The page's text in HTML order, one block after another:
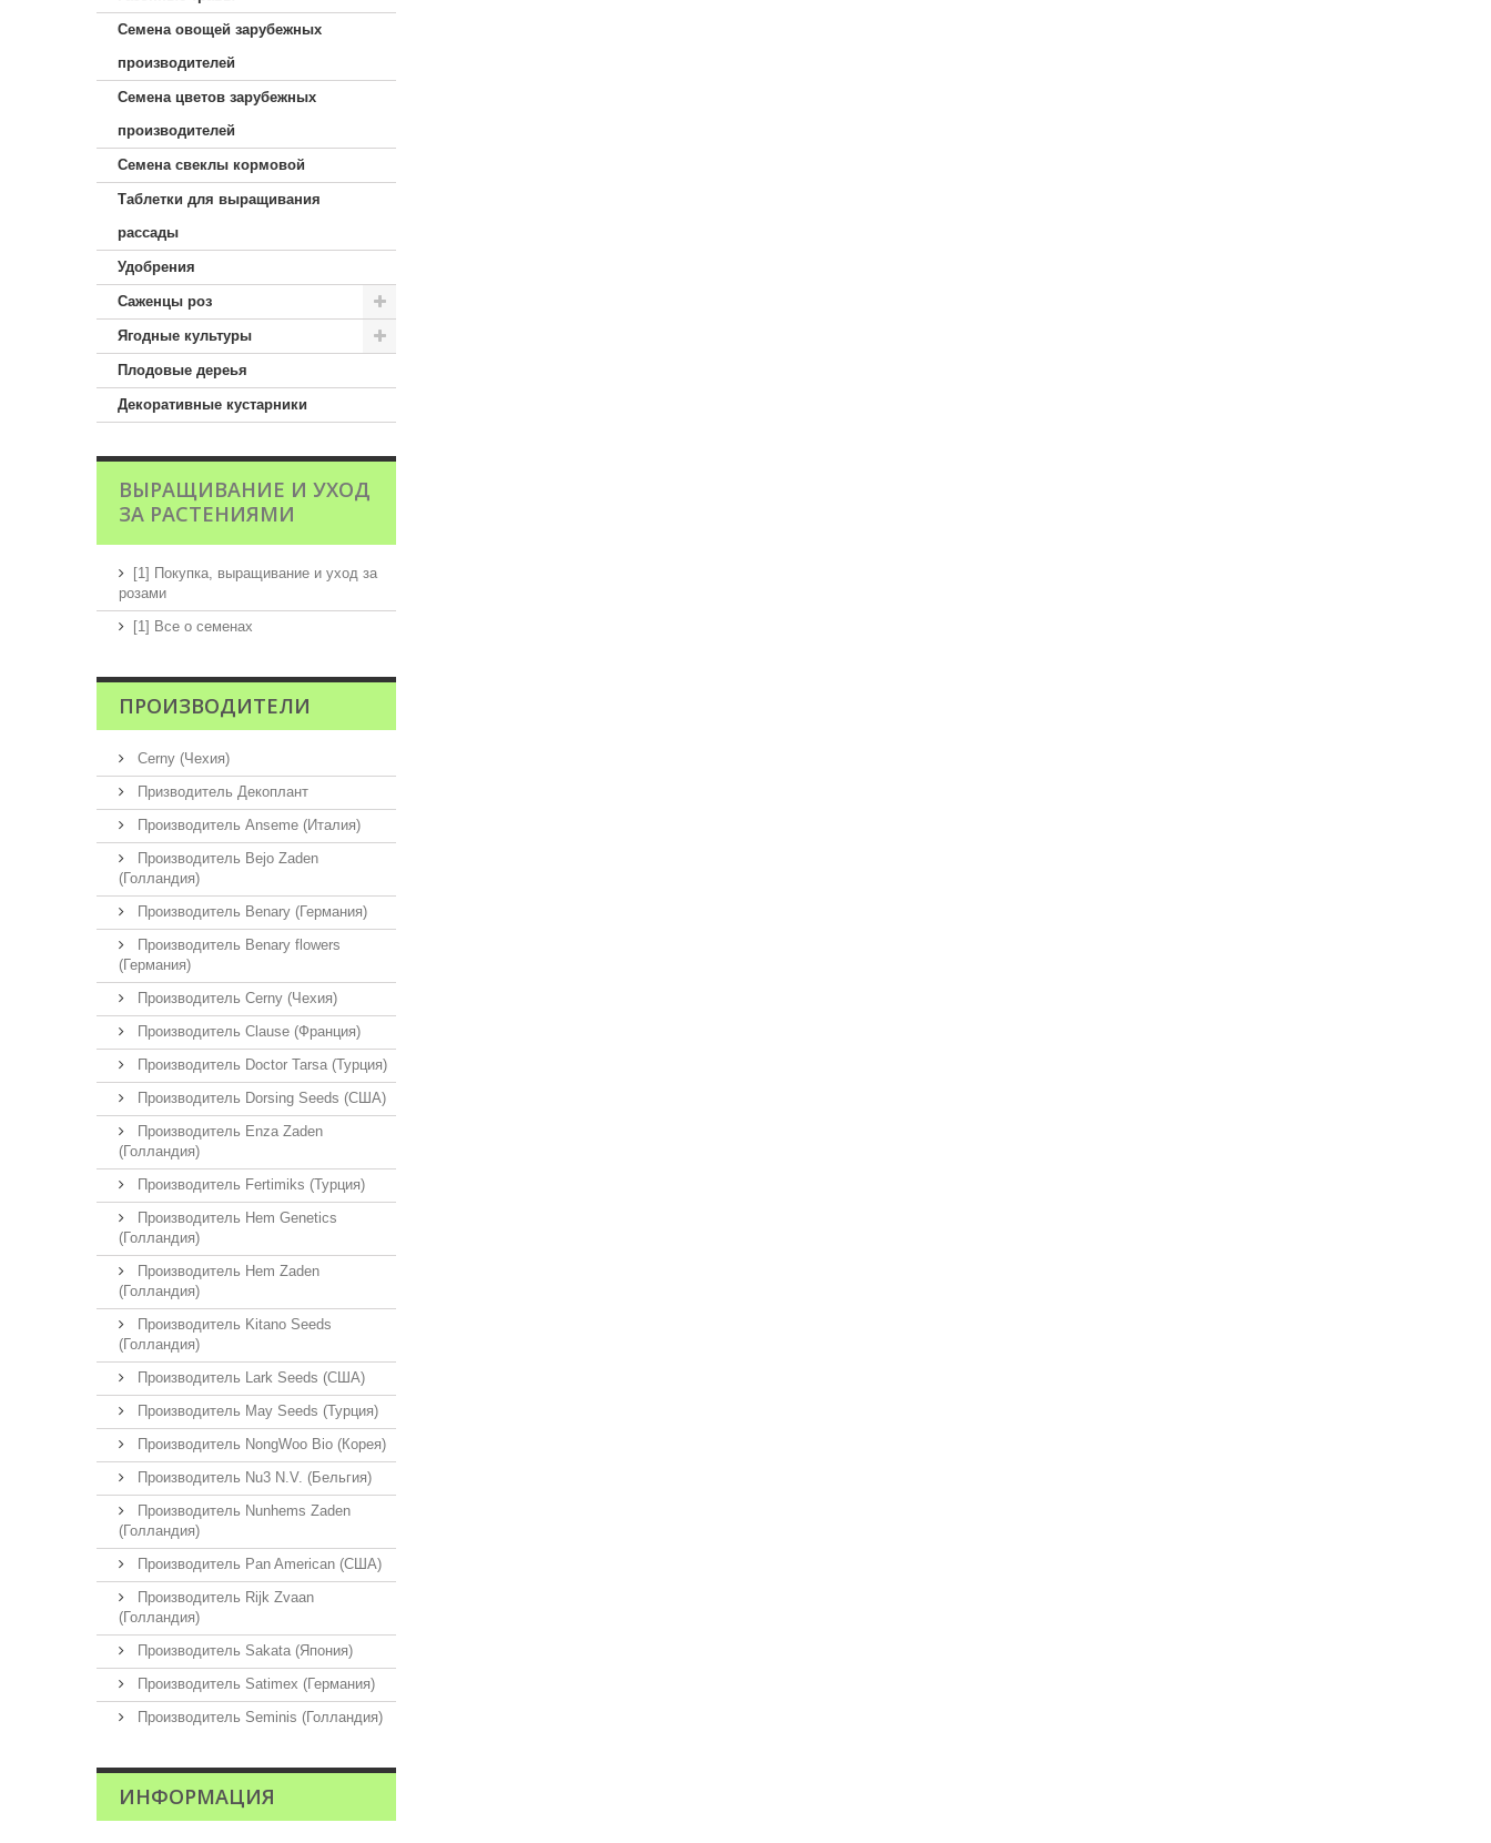
Семена овощей зарубежных
производителей
Семена цветов зарубежных
производителей
Семена свеклы кормовой
Таблетки для выращивания
рассады
Удобрения
Саженцы роз
Ягодные культуры
Плодовые дереья
Декоративные кустарники
ВЫРАЩИВАНИЕ И УХОД
ЗА РАСТЕНИЯМИ
[1] Покупка, выращивание и уход за
розами
[1] Все о семенах
ПРОИЗВОДИТЕЛИ
Cerny (Чехия)
Призводитель Декоплант
Производитель Anseme (Италия)
Производитель Bejo Zaden
(Голландия)
Производитель Benary (Германия)
Производитель Benary flowers
(Германия)
Производитель Cerny (Чехия)
Производитель Clause (Франция)
Производитель Doctor Tarsa (Турция)
Производитель Dorsing Seeds (США)
Производитель Enza Zaden
(Голландия)
Производитель Fertimiks (Турция)
Производитель Hem Genetics
(Голландия)
Производитель Hem Zaden
(Голландия)
Производитель Kitano Seeds
(Голландия)
Производитель Lark Seeds (США)
Производитель May Seeds (Турция)
Производитель NongWoo Bio (Корея)
Производитель Nu3 N.V. (Бельгия)
Производитель Nunhems Zaden
(Голландия)
Производитель Pan American (США)
Производитель Rijk Zvaan
(Голландия)
Производитель Sakata (Япония)
Производитель Satimex (Германия)
Производитель Seminis (Голландия)
ИНФОРМАЦИЯ